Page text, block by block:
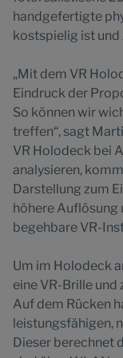
handgefertigte
kostspielig ist und
„Mit dem VR
Eindruck der
So können wir
treffen“, sagt
VR Holodeck bei
analysieren,
Darstellung zum
höhere Auflösung
begehbare VR-
Um im Holodeck
eine VR-Brille
Auf dem Rücken
leistungsfähigen,
Dieser berechnet